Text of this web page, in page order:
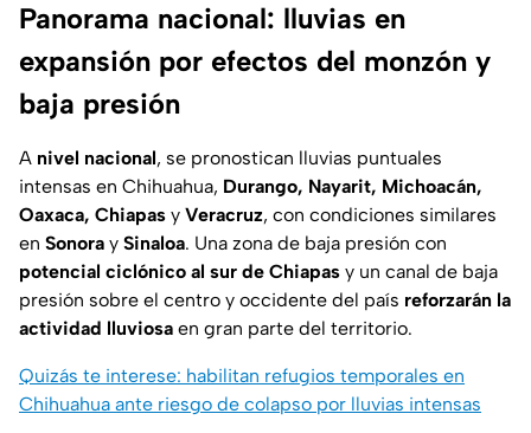
Panorama nacional: lluvias en
expansión por efectos del monzón y
baja presión
A nivel nacional, se pronostican lluvias puntuales
intensas en Chihuahua, Durango, Nayarit, Michoacán,
Oaxaca, Chiapas y Veracruz, con condiciones similares
en Sonora y Sinaloa. Una zona de baja presión con
potencial ciclónico al sur de Chiapas y un canal de baja
presión sobre el centro y occidente del país reforzarán la
actividad lluviosa en gran parte del territorio.
Quizás te interese: habilitan refugios temporales en
Chihuahua ante riesgo de colapso por lluvias intensas